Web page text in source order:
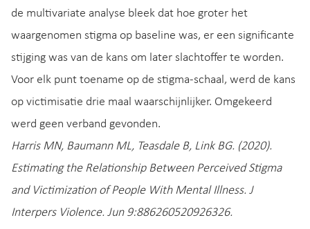
de multivariate analyse bleek dat hoe groter het
waargenomen stigma op baseline was, er een significante
stijging was van de kans om later slachtoffer te worden.
Voor elk punt toename op de stigma-schaal, werd de kans
op victimisatie drie maal waarschijnlijker. Omgekeerd
werd geen verband gevonden.
Harris MN, Baumann ML, Teasdale B, Link BG. (2020).
Estimating the Relationship Between Perceived Stigma
and Victimization of People With Mental Illness. J
Interpers Violence. Jun 9:886260520926326.